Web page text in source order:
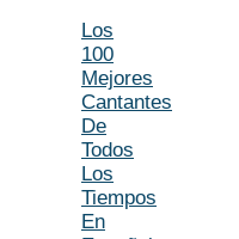
Los
100
Mejores
Cantantes
De
Todos
Los
Tiempos
En